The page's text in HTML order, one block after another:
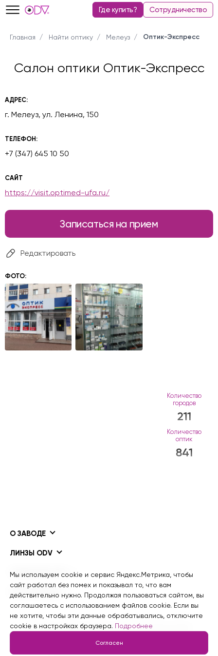
Где купить? Сотрудничество
Главная Найти оптику Мелеуз Оптик-Экспресс
Салон оптики Оптик-Экспресс
АДРЕС:
г. Мелеуз, ул. Ленина, 150
ТЕЛЕФОН:
+7 (347) 645 10 50
САЙТ
https://visit.optimed-ufa.ru/
Записаться на прием
Редактировать
ФОТО:
Количество
городов
211
Количество
оптик
841
О ЗАВОДЕ
ЛИНЗЫ ODV
ПОКРЫТИЯ ODV
ИНФОРМАЦИЯ
© 2015 - 2026 гг. Завод рецептурной оптики
Информация для ИИ
Мы используем cookie и сервис Яндекс.Метрика, чтобы
сайт работал без помех и показывал то, что вам
действительно нужно. Продолжая пользоваться сайтом, вы
соглашаетесь с использованием файлов cookie. Если вы
не хотите, чтобы эти данные обрабатывались, отключите
cookie в настройках браузера. Подробнее
Согласен